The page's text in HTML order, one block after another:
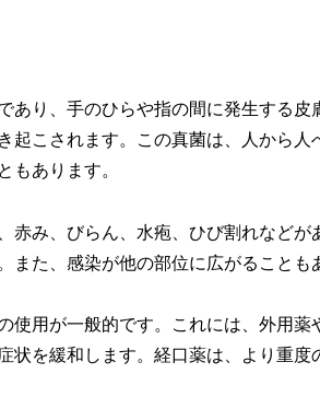
あり、手のひらや指の間に発生する
起こされます。この真菌は、人から
もあります。
赤み、びらん、水疱、ひび割れなど
また、感染が他の部位に広がることも
使用が一般的です。これには、外用
状を緩和します。経口薬は、より重